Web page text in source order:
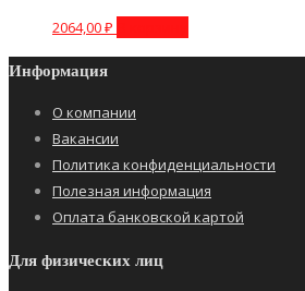
2064,00₽
Информация
О компании
Вакансии
Политика конфиденциальности
Полезная информация
Оплата банковской картой
Для физических лиц